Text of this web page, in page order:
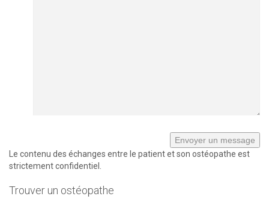
Le contenu des échanges entre le patient et son ostéopathe est
strictement confidentiel.
Trouver un ostéopathe